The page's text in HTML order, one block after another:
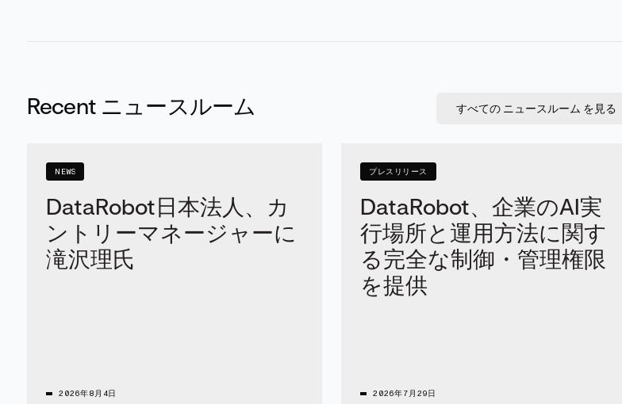
Recent ニュースルーム すべての ニュースルーム を見る
NEWS
DataRobot日本法人、カ
ントリーマネージャーに
滝沢理氏
2026年8月4日
プレスリリース
DataRobot、企業のAI実
行場所と運用方法に関す
る完全な制御・管理権限
を提供
2026年7月29日